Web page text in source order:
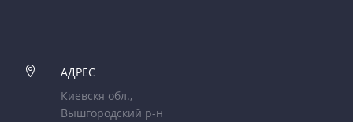

АДРЕС
Киевскя обл.,
Вышгородский р-н